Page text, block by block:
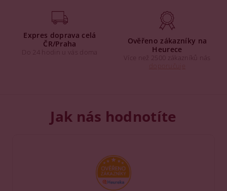
Expres doprava celá
ČR/Praha
Do 24 hodin u vás doma
Ověřeno zákazníky na
Heurece
Více než 2500 zákazníků nás
Jak nás hodnotíte